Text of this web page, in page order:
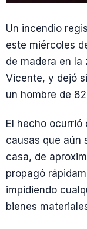
Un incendio
este miércoles
de madera en la
Vicente, y dejó
un hombre de
El hecho
causas que aún
casa, de
propagó
impidiendo
bienes